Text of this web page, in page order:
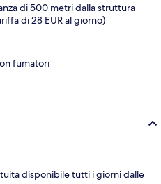
di 500 metri dalla struttura
di 28 EUR al giorno)
fumatori
disponibile tutti i giorni dalle